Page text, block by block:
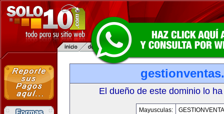
El dueño de este dominio lo
Mayusculas: